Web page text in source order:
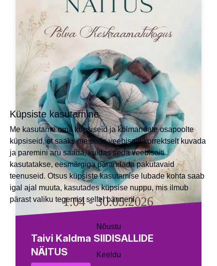
Taivi Kaldma SIIDISALLIDE
NÄITUS
Küpsiste kasutamine
Me kasutame oma küpsiseid ja kolmandate osapoolte
küpsiseid, et saaksime seda veebisaiti korrektselt kuvada
ja paremini aru saada, kuidas seda veebisaiti
kasutatakse, eesmärgiga parandada pakutavaid
teenuseid. Otsus küpsiste kasutamise lubade kohta saab
igal ajal muuta, kasutades küpsise nuppu, mis ilmub
pärast valiku tegemist sellel bänneril.
Nõustu
Keeldu